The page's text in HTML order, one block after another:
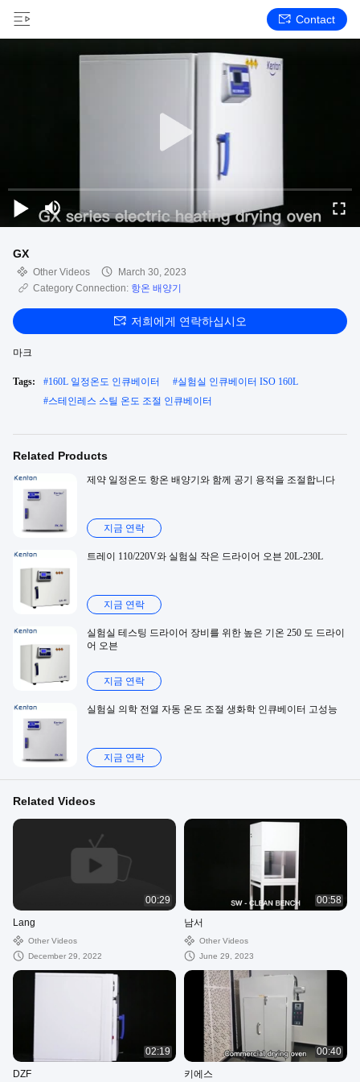
Contact
GX
Other Videos
March 30, 2023
Category Connection: 항온 배양기
저희에게 연락하십시오
마크
Tags: #160L 일정온도 인큐베이터 #실험실 인큐베이터 ISO 160L
#스테인레스 스틸 온도 조절 인큐베이터
Related Products
제약 일정온도 항온 배양기와 함께 공기 용적을 조절합니다
지금 연락
트레이 110/220V와 실험실 작은 드라이어 오븐 20L-230L
지금 연락
실험실 테스팅 드라이어 장비를 위한 높은 기온 250 도 드라이
어 오븐
지금 연락
실험실 의학 전열 자동 온도 조절 생화학 인큐베이터 고성능
지금 연락
Related Videos
00:29
Lang
Other Videos
December 29, 2022
00:58
남서
Other Videos
June 29, 2023
02:19
DZF
00:40
키에스